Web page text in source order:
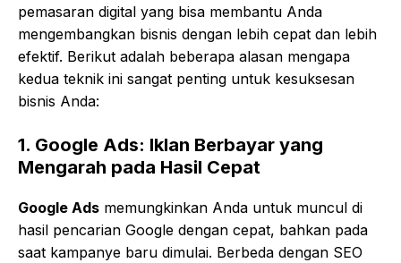
pemasaran digital yang bisa membantu Anda
mengembangkan bisnis dengan lebih cepat dan lebih
efektif. Berikut adalah beberapa alasan mengapa
kedua teknik ini sangat penting untuk kesuksesan
bisnis Anda:
1. Google Ads: Iklan Berbayar yang
Mengarah pada Hasil Cepat
Google Ads memungkinkan Anda untuk muncul di
hasil pencarian Google dengan cepat, bahkan pada
saat kampanye baru dimulai. Berbeda dengan SEO